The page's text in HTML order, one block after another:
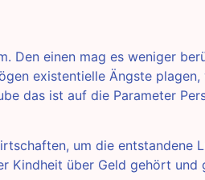
Den einen mag es weniger
existentielle Ängste
das ist auf die Parameter
um die entstandene
Kindheit über Geld gehört und